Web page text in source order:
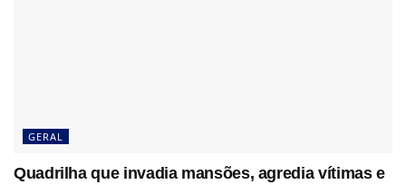
GERAL
Quadrilha que invadia mansões, agredia vítimas e